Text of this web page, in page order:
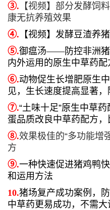
③. 【视频】部分发酵饲
康无抗养殖效果
④. 【视频】发酵豆渣养
⑤.御瘟汤——防控非洲猪
内外运用的原生中草药配
⑥.动物促生长增肥原生
见，生长速度提高显著
⑦.“土味十足”原生中草
蛋品质改良中草药配方
⑧.效果极佳的“多功能增
方
⑨.一种快速促进猪鸡鸭
和运用方法
10.猪场复产成功案例，
中草药更易成功，不需